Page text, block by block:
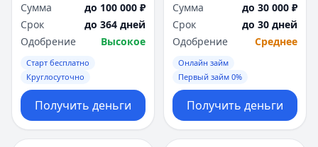
Сумма
до 100 000 ₽
Срок
до 364 дней
Одобрение
Высокое
Старт бесплатно
Круглосуточно
Получить деньги
Сумма
до 30 000 ₽
Срок
до 30 дней
Одобрение
Среднее
Онлайн займ
Первый займ 0%
Получить деньги